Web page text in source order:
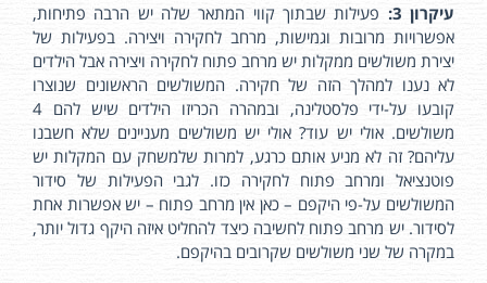
עיקרון 3:
פעילות שבתוך קווי המתאר שלה יש הרבה פתיחות,
אפשרויות מרובות וגמישות, מרחב לחקירה ויצירה. בפעילות של
יצירת משולשים ממקלות יש מרחב פתוח לחקירה ויצירה אבל הילדים
לא נענו למהלך הזה של חקירה. המשולשים הראשונים שנוצרו
קובעו על-ידי פלסטלינה, ובמהרה הכריזו הילדים שיש להם 4
משולשים. אולי יש עוד? אולי יש משולשים מעניינים שלא חשבנו
עליהם? זה לא מניע אותם כרגע, למרות שלמשחק עם המקלות יש
פוטנציאל ומרחב פתוח לחקירה כזו. לגבי הפעילות של סידור
המשולשים על-פי היקפם – כאן אין מרחב פתוח – יש אפשרות אחת
לסידור. יש מרחב פתוח לחשיבה כיצד להחליט איזה היקף גדול יותר,
במקרה של שני משולשים שקרובים בהיקפם.